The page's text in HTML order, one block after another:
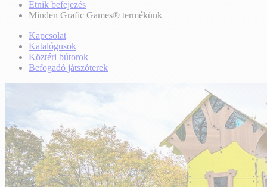
Etnik befejezés
Minden Grafic Games® termékünk
Kapcsolat
Katalógusok
Köztéri bútorok
Befogadó játszóterek